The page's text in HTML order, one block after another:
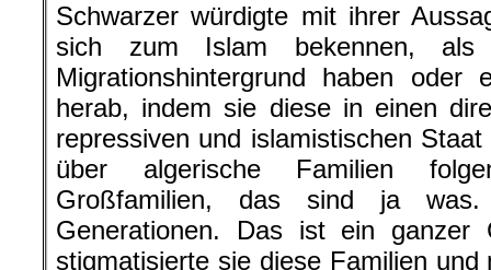
Schwarzer würdigte mit ihrer
sich zum Islam bekennen,
Migrationshintergrund haben oder
herab, indem sie diese in einen
repressiven und islamistischen
über algerische Familien
Großfamilien, das sind ja
Generationen. Das ist ein ganzer
stigmatisierte sie diese Familien